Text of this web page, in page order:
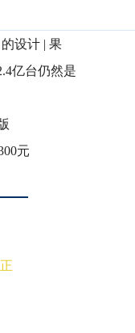
设计 | 果
亿台仍然是
元